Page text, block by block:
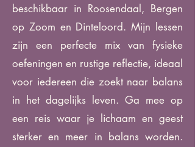
beschikbaar in Roosendaal, Bergen
op Zoom en Dinteloord. Mijn lessen
zijn een perfecte mix van fysieke
oefeningen en rustige reflectie, ideaal
voor iedereen die zoekt naar balans
in het dagelijks leven. Ga mee op
een reis waar je lichaam en geest
sterker en meer in balans worden.